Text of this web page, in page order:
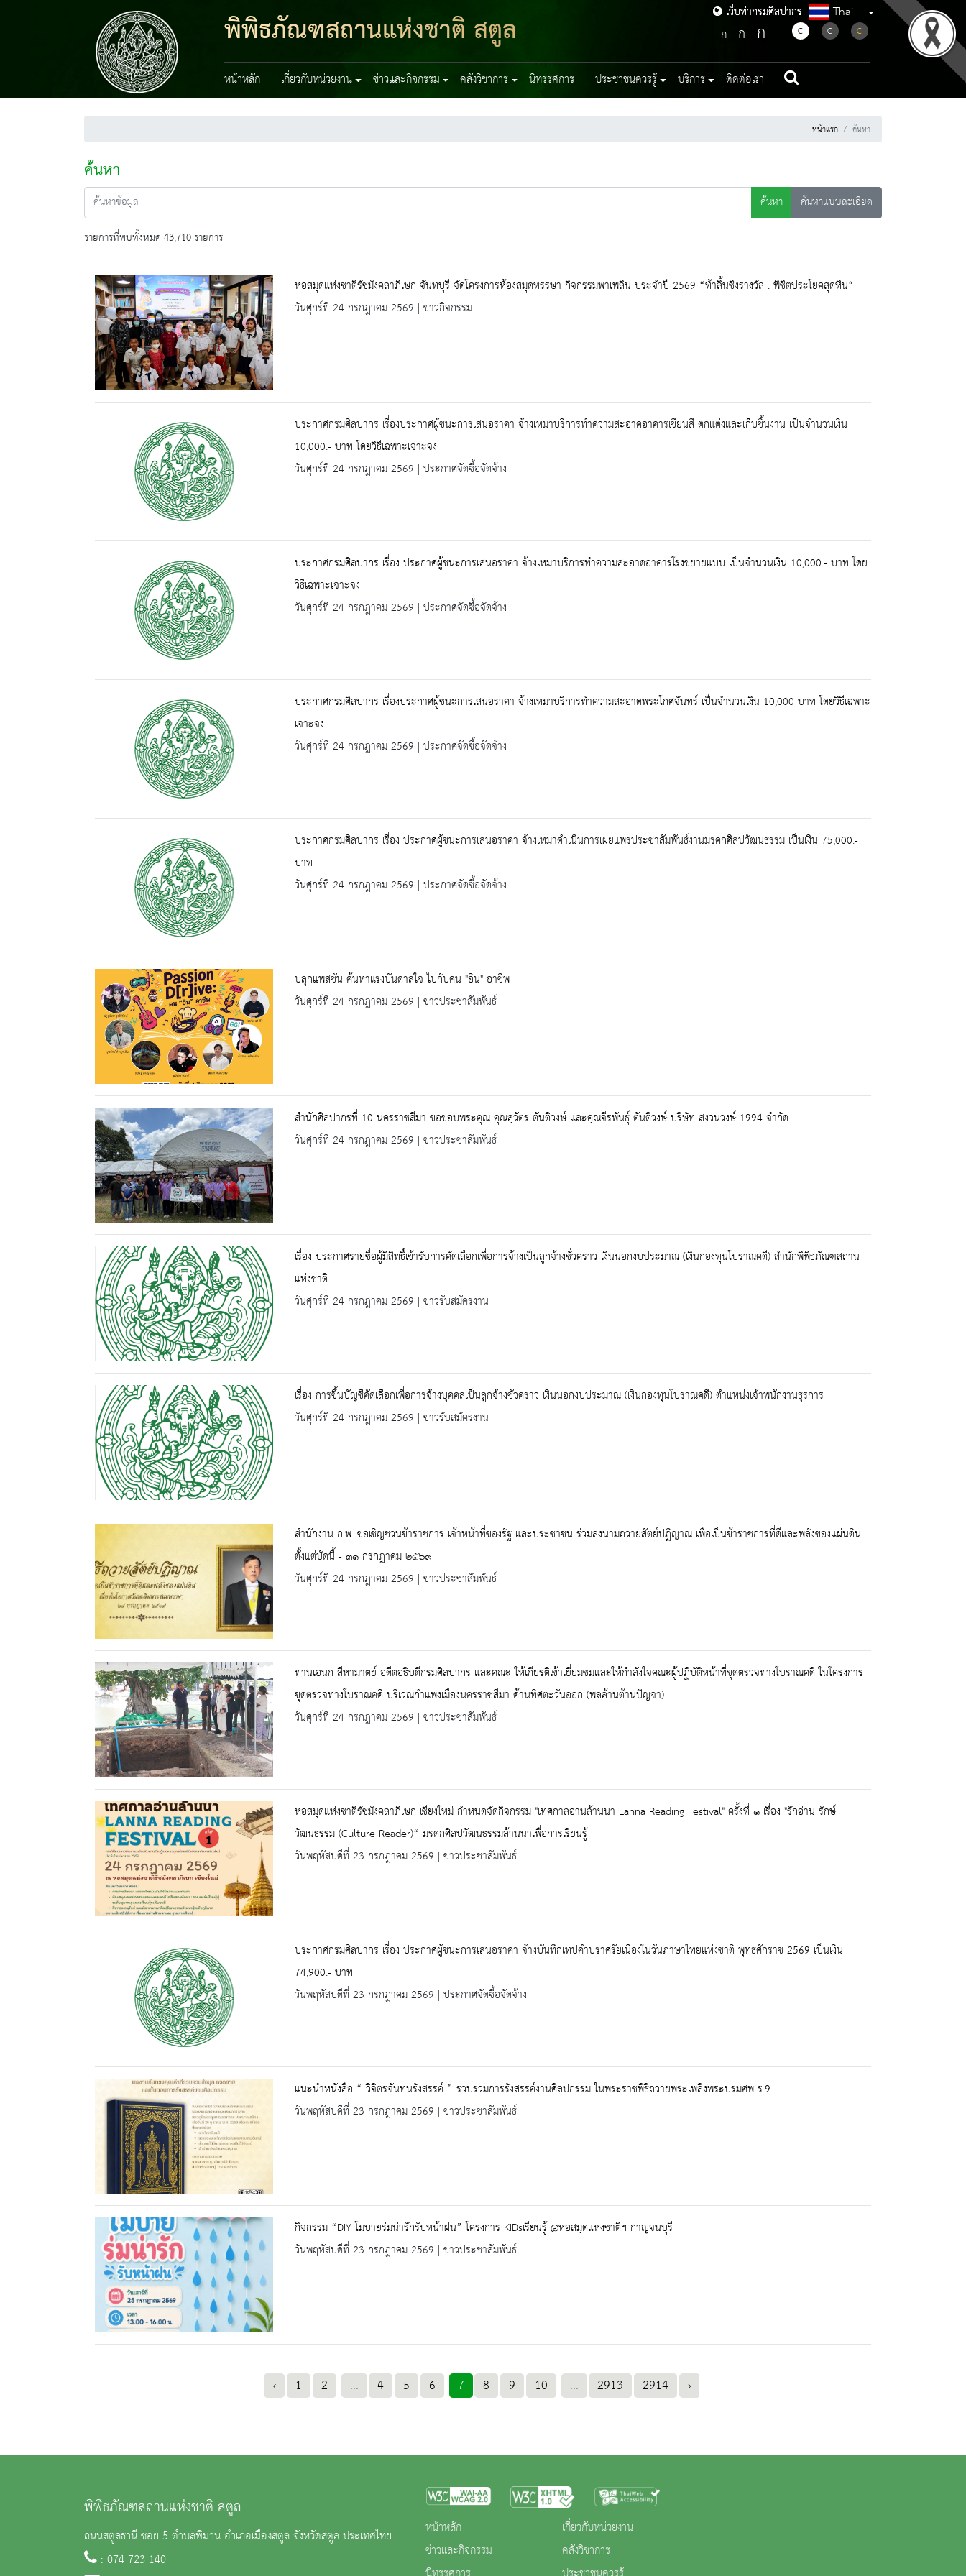
เว็บท่ากรมศิลปากร
พิพิธภัณฑสถานแห่งชาติ สตูล เว็บท่ากรมศิลปากร Thai
ก ก ก C C C
หน้าหลัก เกี่ยวกับหน่วยงาน ข่าวและกิจกรรม คลังวิชาการ นิทรรศการ ประชาชนควรรู้ บริการ ติดต่อเรา
หน้าแรก ค้นหา
ค้นหา
ค้นหา
ค้นหาแบบละเอียด
รายการที่พบทั้งหมด 43,710 รายการ
หอสมุดแห่งชาติรัชมังคลาภิเษก จันทบุรี จัดโครงการห้องสมุดหรรษา กิจกรรมพาเพลิน ประจำปี 2569 “ท้าลิ้นชิงรางวัล : พิชิตประโยคสุดหิน“
วันศุกร์ที่ 24 กรกฎาคม 2569 | ข่าวกิจกรรม
ประกาศกรมศิลปากร เรื่องประกาศผู้ชนะการเสนอราคา จ้างเหมาบริการทำความสะอาดอาคารเขียนสี ตกแต่งและเก็บชิ้นงาน เป็นจำนวนเงิน
10,000.- บาท โดยวิธีเฉพาะเจาะจง
วันศุกร์ที่ 24 กรกฎาคม 2569 | ประกาศจัดซื้อจัดจ้าง
ประกาศกรมศิลปากร เรื่อง ประกาศผู้ชนะการเสนอราคา จ้างเหมาบริการทำความสะอาดอาคารโรงขยายแบบ เป็นจำนวนเงิน 10,000.- บาท โดย
วิธีเฉพาะเจาะจง
วันศุกร์ที่ 24 กรกฎาคม 2569 | ประกาศจัดซื้อจัดจ้าง
ประกาศกรมศิลปากร เรื่องประกาศผู้ชนะการเสนอราคา จ้างเหมาบริการทำความสะอาดพระโกศจันทร์ เป็นจำนวนเงิน 10,000 บาท โดยวิธีเฉพาะ
เจาะจง
วันศุกร์ที่ 24 กรกฎาคม 2569 | ประกาศจัดซื้อจัดจ้าง
ประกาศกรมศิลปากร เรื่อง ประกาศผู้ชนะการเสนอราคา จ้างเหมาดำเนินการเผยแพร่ประชาสัมพันธ์งานมรดกศิลปวัฒนธรรม เป็นเงิน 75,000.-
บาท
วันศุกร์ที่ 24 กรกฎาคม 2569 | ประกาศจัดซื้อจัดจ้าง
ปลุกแพสชัน ค้นหาแรงบันดาลใจ ไปกับคน "อิน" อาชีพ
วันศุกร์ที่ 24 กรกฎาคม 2569 | ข่าวประชาสัมพันธ์
สำนักศิลปากรที่ 10 นครราชสีมา ขอขอบพระคุณ คุณสุวัตร ตันติวงษ์ และคุณจีรพันธุ์ ตันติวงษ์ บริษัท สงวนวงษ์ 1994 จำกัด
วันศุกร์ที่ 24 กรกฎาคม 2569 | ข่าวประชาสัมพันธ์
เรื่อง ประกาศรายชื่อผู้มีสิทธิ์เข้ารับการคัดเลือกเพื่อการจ้างเป็นลูกจ้างชั่วคราว เงินนอกงบประมาณ (เงินกองทุนโบราณคดี) สำนักพิพิธภัณฑสถาน
แห่งชาติ
วันศุกร์ที่ 24 กรกฎาคม 2569 | ข่าวรับสมัครงาน
เรื่อง การขึ้นบัญชีคัดเลือกเพื่อการจ้างบุคคลเป็นลูกจ้างชั่วคราว เงินนอกงบประมาณ (เงินกองทุนโบราณคดี) ตำแหน่งเจ้าพนักงานธุรการ
วันศุกร์ที่ 24 กรกฎาคม 2569 | ข่าวรับสมัครงาน
สำนักงาน ก.พ. ขอเชิญชวนข้าราชการ เจ้าหน้าที่ของรัฐ และประชาชน ร่วมลงนามถวายสัตย์ปฏิญาณ เพื่อเป็นข้าราชการที่ดีและพลังของแผ่นดิน
ตั้งแต่บัดนี้ - ๓๑ กรกฎาคม ๒๕๖๙
วันศุกร์ที่ 24 กรกฎาคม 2569 | ข่าวประชาสัมพันธ์
ท่านเอนก สีหามาตย์ อดีตอธิบดีกรมศิลปากร และคณะ ให้เกียรติเข้าเยี่ยมชมและให้กำลังใจคณะผู้ปฏิบัติหน้าที่ขุดตรวจทางโบราณคดี ในโครงการ
ขุดตรวจทางโบราณคดี บริเวณกำแพงเมืองนครราชสีมา ด้านทิศตะวันออก (พลล้านต้านปัญจา)
วันศุกร์ที่ 24 กรกฎาคม 2569 | ข่าวประชาสัมพันธ์
หอสมุดแห่งชาติรัชมังคลาภิเษก เชียงใหม่ กำหนดจัดกิจกรรม "เทศกาลอ่านล้านนา Lanna Reading Festival" ครั้งที่ ๑ เรื่อง "รักอ่าน รักษ์
วัฒนธรรม (Culture Reader)“ มรดกศิลปวัฒนธรรมล้านนาเพื่อการเรียนรู้
วันพฤหัสบดีที่ 23 กรกฎาคม 2569 | ข่าวประชาสัมพันธ์
ประกาศกรมศิลปากร เรื่อง ประกาศผู้ชนะการเสนอราคา จ้างบันทึกเทปคำปราศรัยเนื่องในวันภาษาไทยแห่งชาติ พุทธศักราช 2569 เป็นเงิน
74,900.- บาท
วันพฤหัสบดีที่ 23 กรกฎาคม 2569 | ประกาศจัดซื้อจัดจ้าง
แนะนำหนังสือ “ วิจิตรจันทนรังสรรค์ ” รวบรวมการรังสรรค์งานศิลปกรรม ในพระราชพิธีถวายพระเพลิงพระบรมศพ ร.9
วันพฤหัสบดีที่ 23 กรกฎาคม 2569 | ข่าวประชาสัมพันธ์
กิจกรรม “DIY โมบายร่มน่ารักรับหน้าฝน” โครงการ KIDsเรียนรู้ @หอสมุดแห่งชาติฯ กาญจนบุรี
วันพฤหัสบดีที่ 23 กรกฎาคม 2569 | ข่าวประชาสัมพันธ์
‹ 1 2 ... 4 5 6 7 8 9 10 ... 2913 2914 ›
พิพิธภัณฑสถานแห่งชาติ สตูล
ถนนสตูลธานี ซอย 5 ตำบลพิมาน อำเภอเมืองสตูล จังหวัดสตูล ประเทศไทย
: 074 723 140
หน้าหลัก
ข่าวและกิจกรรม
เกี่ยวกับหน่วยงาน
คลังวิชาการ